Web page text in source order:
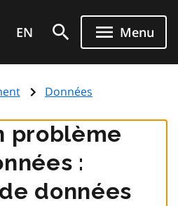
EN Menu
Données
problème
:
données